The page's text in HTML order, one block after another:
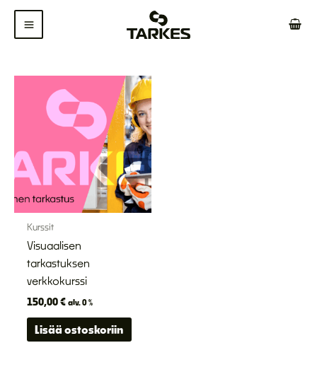
Siirry
sisältöön
Kurssit
Visuaalisen
tarkastuksen
verkkokurssi
150,00€ alv. 0 %
Lisää ostoskoriin